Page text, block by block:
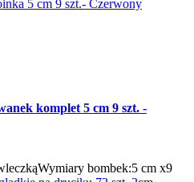
komplet 5 cm 9 szt. -
bombek:5 cm x9